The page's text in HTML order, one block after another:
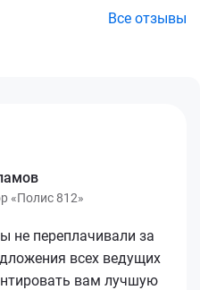
Все отзывы
«Полис 812»
не переплачивали за
всех ведущих
вам лучшую